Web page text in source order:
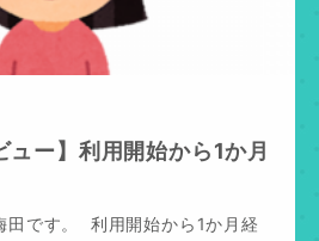
ュー】利用開始から1か月
田です。 利用開始から1か月経